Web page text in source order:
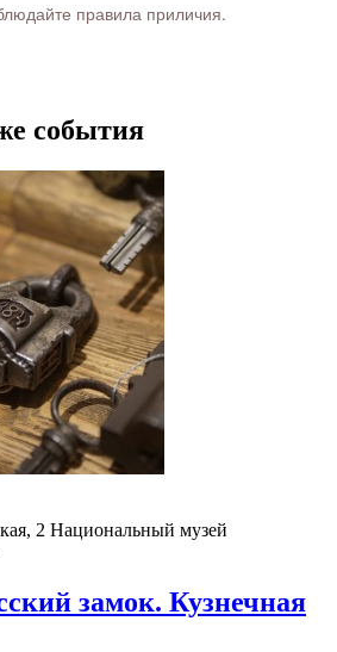
правила приличия.
события
2 Национальный музей
замок. Кузнечная